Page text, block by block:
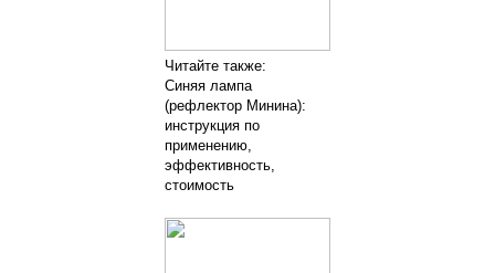
Читайте также:
Синяя лампа
(рефлектор Минина):
инструкция по
применению,
эффективность,
стоимость